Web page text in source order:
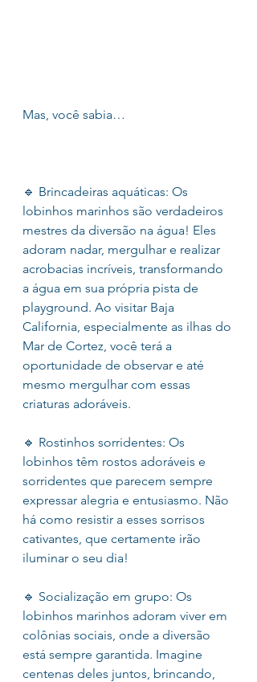
Mas, você sabia…
🔹 Brincadeiras aquáticas: Os
lobinhos marinhos são verdadeiros
mestres da diversão na água! Eles
adoram nadar, mergulhar e realizar
acrobacias incríveis, transformando
a água em sua própria pista de
playground. Ao visitar Baja
California, especialmente as ilhas do
Mar de Cortez, você terá a
oportunidade de observar e até
mesmo mergulhar com essas
criaturas adoráveis.
🔹 Rostinhos sorridentes: Os
lobinhos têm rostos adoráveis e
sorridentes que parecem sempre
expressar alegria e entusiasmo. Não
há como resistir a esses sorrisos
cativantes, que certamente irão
iluminar o seu dia!
🔹 Socialização em grupo: Os
lobinhos marinhos adoram viver em
colônias sociais, onde a diversão
está sempre garantida. Imagine
centenas deles juntos, brincando,